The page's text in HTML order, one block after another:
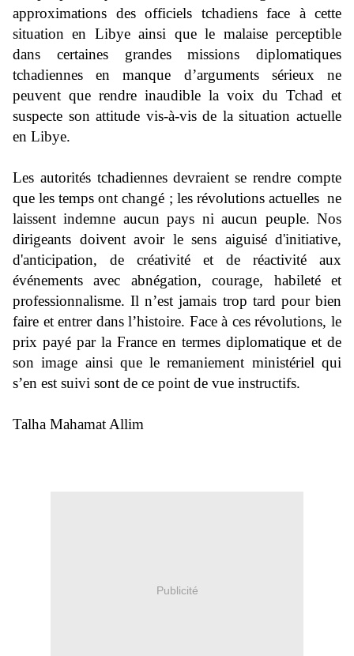
approximations des officiels tchadiens face à cette
situation en Libye ainsi que le malaise perceptible
dans certaines grandes missions diplomatiques
tchadiennes en manque d’arguments sérieux ne
peuvent que rendre inaudible la voix du Tchad et
suspecte son attitude vis-à-vis de la situation actuelle
en Libye.
Les autorités tchadiennes devraient se rendre compte
queles temps ont changé ; les révolutions actuelles ne
laissent indemne aucun pays ni aucun peuple. Nos
dirigeants doivent avoir le sens aiguisé d'initiative,
d'anticipation, de créativité et de réactivité aux
événements avec abnégation, courage, habileté et
professionnalisme.Il n’est jamais trop tard pour bien
faire et entrer dans l’histoire. Face à ces révolutions, le
prix payé par la France en termes diplomatique et de
son image ainsi que le remaniement ministériel qui
s’en est suivi sont de ce point de vue instructifs.
Talha Mahamat Allim
Publicité